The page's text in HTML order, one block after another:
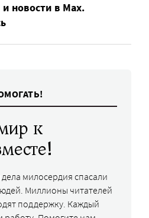
новости в Max.
к
милосердия спасали
Миллионы читателей
поддержку. Каждый